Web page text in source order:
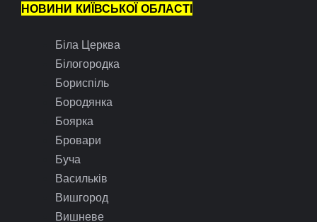
НОВИНИ КИЇВСЬКОЇ ОБЛАСТІ
Біла Церква
Білогородка
Бориспіль
Бородянка
Боярка
Бровари
Буча
Васильків
Вишгород
Вишневе